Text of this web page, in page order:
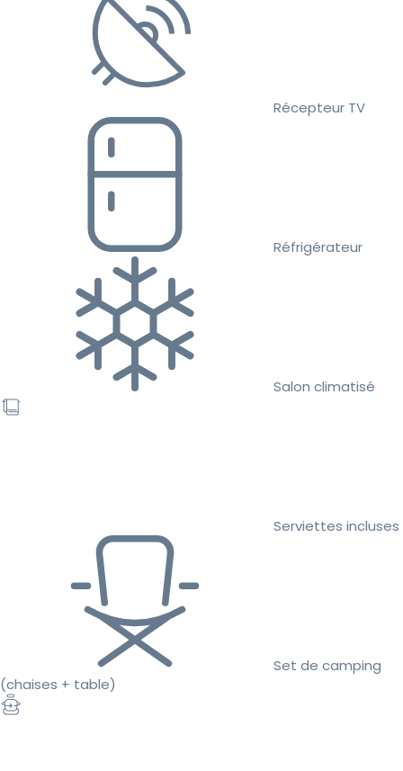
Récepteur TV
Réfrigérateur
Salon climatisé
Serviettes incluses
Set de camping
(chaises + table)